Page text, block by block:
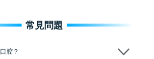
常見問題
腔？